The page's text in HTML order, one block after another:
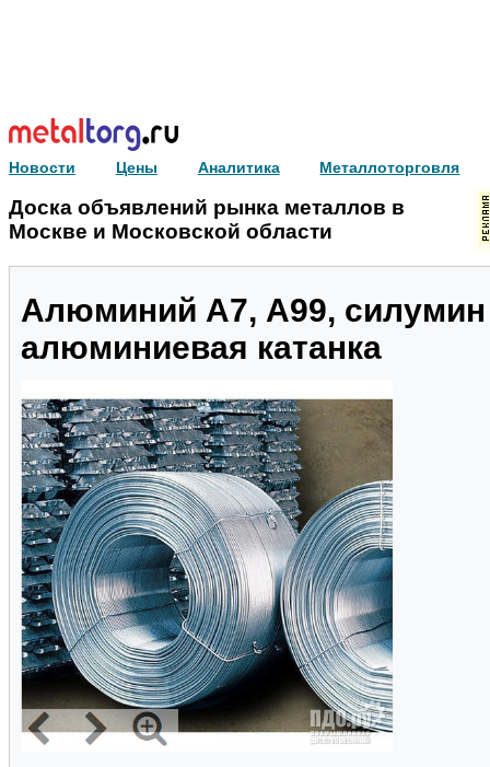
Новости Цены Аналитика Металлоторговля
Доска объявлений рынка металлов в
Москве и Московской области
Алюминий А7, А99, силумин
алюминиевая катанка